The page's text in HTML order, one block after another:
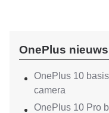
OnePlus nieuws
OnePlus 10
camera
OnePlus 10 Pro